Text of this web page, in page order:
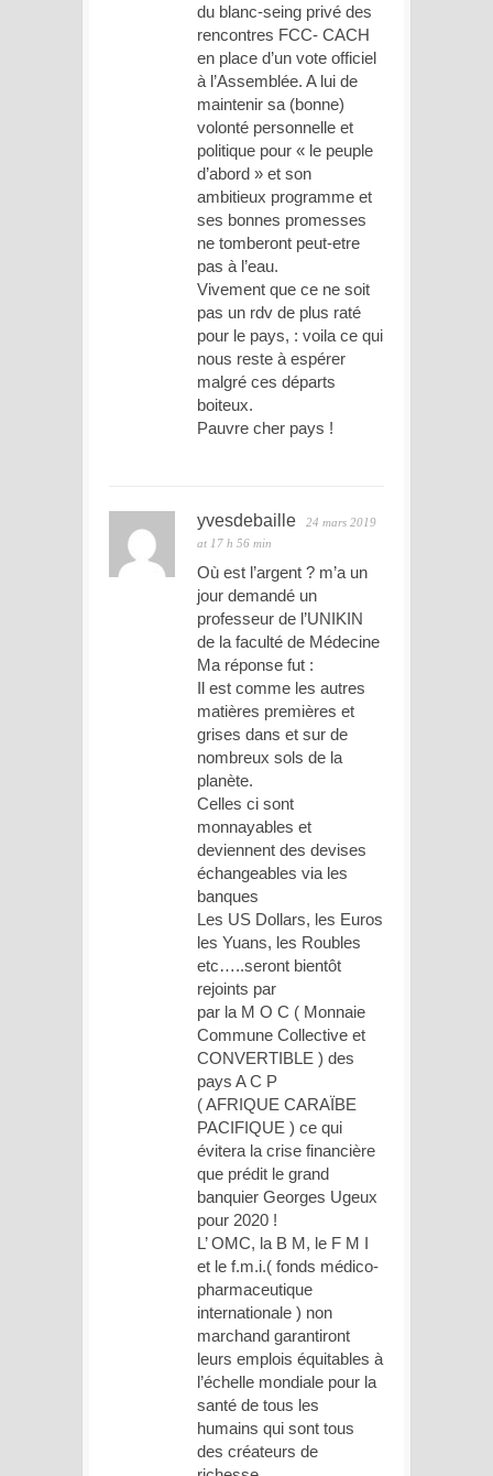
du blanc-seing privé des
rencontres FCC- CACH
en place d’un vote officiel
à l’Assemblée. A lui de
maintenir sa (bonne)
volonté personnelle et
politique pour « le peuple
d’abord » et son
ambitieux programme et
ses bonnes promesses
ne tomberont peut-etre
pas à l’eau.
Vivement que ce ne soit
pas un rdv de plus raté
pour le pays, : voila ce qui
nous reste à espérer
malgré ces départs
boiteux.
Pauvre cher pays !
yvesdebaille
24 mars 2019
at 17 h 56 min
Où est l’argent ? m’a un
jour demandé un
professeur de l’UNIKIN
de la faculté de Médecine
Ma réponse fut :
Il est comme les autres
matières premières et
grises dans et sur de
nombreux sols de la
planète.
Celles ci sont
monnayables et
deviennent des devises
échangeables via les
banques
Les US Dollars, les Euros
les Yuans, les Roubles
etc…..seront bientôt
rejoints par
par la M O C ( Monnaie
Commune Collective et
CONVERTIBLE ) des
pays A C P
( AFRIQUE CARAÏBE
PACIFIQUE ) ce qui
évitera la crise financière
que prédit le grand
banquier Georges Ugeux
pour 2020 !
L’ OMC, la B M, le F M I
et le f.m.i.( fonds médico-
pharmaceutique
internationale ) non
marchand garantiront
leurs emplois équitables à
l’échelle mondiale pour la
santé de tous les
humains qui sont tous
des créateurs de